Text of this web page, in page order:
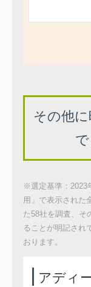
その他
※選定基準：2023
用」で表示された
た58社を調査、そ
ることが明記され
おります。
アディ